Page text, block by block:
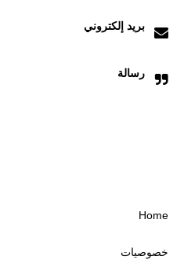
بريد إلكتروني
رسالة
Home
خصوصیات